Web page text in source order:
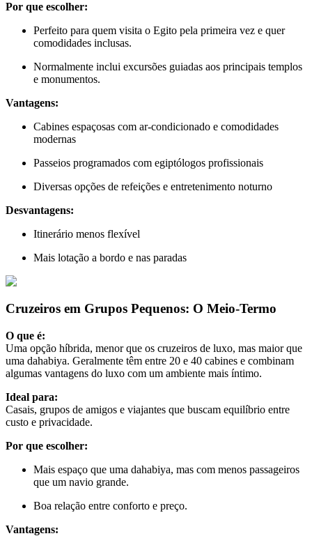
Por que escolher:
Perfeito para quem visita o Egito pela primeira vez e quer
comodidades inclusas.
Normalmente inclui excursões guiadas aos principais templos
e monumentos.
Vantagens:
Cabines espaçosas com ar-condicionado e comodidades
modernas
Passeios programados com egiptólogos profissionais
Diversas opções de refeições e entretenimento noturno
Desvantagens:
Itinerário menos flexível
Mais lotação a bordo e nas paradas
Cruzeiros em Grupos Pequenos: O Meio-Termo
O que é:
Uma opção híbrida, menor que os cruzeiros de luxo, mas maior que
uma dahabiya. Geralmente têm entre 20 e 40 cabines e combinam
algumas vantagens do luxo com um ambiente mais íntimo.
Ideal para:
Casais, grupos de amigos e viajantes que buscam equilíbrio entre
custo e privacidade.
Por que escolher:
Mais espaço que uma dahabiya, mas com menos passageiros
que um navio grande.
Boa relação entre conforto e preço.
Vantagens: